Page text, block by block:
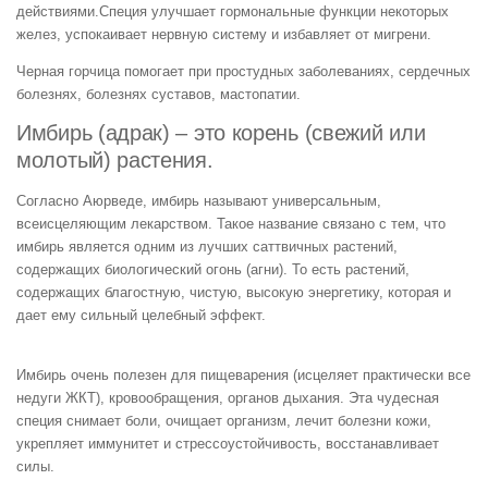
действиями.Специя улучшает гормональные функции некоторых
желез, успокаивает нервную систему и избавляет от мигрени.
Черная горчица помогает при простудных заболеваниях, сердечных
болезнях, болезнях суставов, мастопатии.
Имбирь (адрак) – это корень (свежий или
молотый) растения.
Согласно Аюрведе, имбирь называют универсальным,
всеисцеляющим лекарством. Такое название связано с тем, что
имбирь является одним из лучших саттвичных растений,
содержащих биологический огонь (агни). То есть растений,
содержащих благостную, чистую, высокую энергетику, которая и
дает ему сильный целебный эффект.
Имбирь очень полезен для пищеварения (исцеляет практически все
недуги ЖКТ), кровообращения, органов дыхания. Эта чудесная
специя снимает боли, очищает организм, лечит болезни кожи,
укрепляет иммунитет и стрессоустойчивость, восстанавливает
силы.